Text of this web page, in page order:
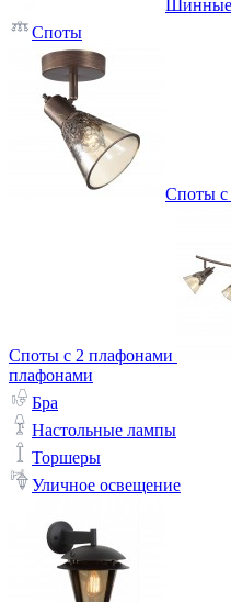
Споты
Споты с
Споты с 2 плафонами
плафонами
Бра
Настольные лампы
Торшеры
Уличное освещение